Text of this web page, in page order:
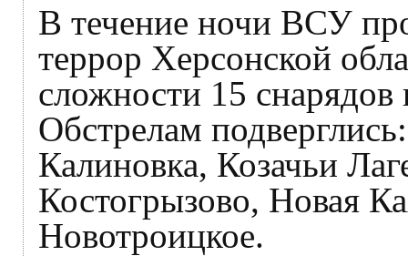
В течение ночи ВСУ
террор Херсонской
сложности 15 снарядов
Обстрелам
Калиновка, Козачьи
Костогрызово, Новая
Новотроицкое.